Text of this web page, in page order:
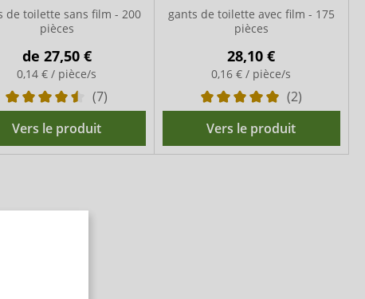
de toilette sans film - 200
pièces
de 27,50 €
0,14 € / pièce/s
(7)
Vers le produit
gants de toilette avec film - 175
pièces
28,10 €
0,16 € / pièce/s
(2)
Vers le produit